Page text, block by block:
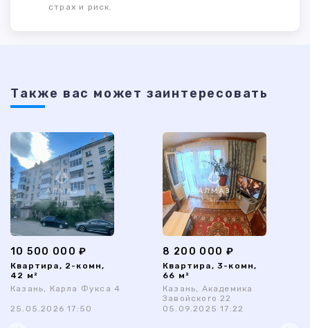
страх и риск.
Также ваc может заинтересовать
10 500 000 ₽
Квартира, 2-комн,
42 м²
Казань, Карла Фукса 4
25.05.2026 17:50
8 200 000 ₽
Квартира, 3-комн,
66 м²
Казань, Академика
Завойского 22
05.09.2025 17:22